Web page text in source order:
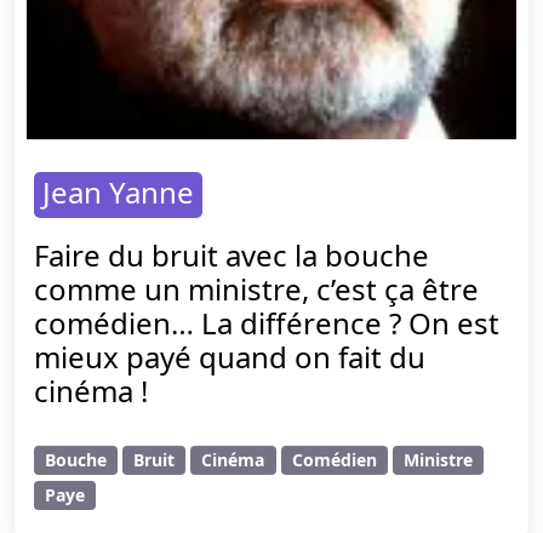
Jean Yanne
Faire du bruit avec la bouche
comme un ministre, c’est ça être
comédien… La différence ? On est
mieux payé quand on fait du
cinéma !
Bouche Bruit Cinéma Comédien
Ministre
Paye